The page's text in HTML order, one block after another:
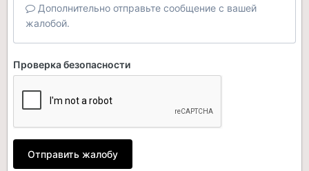
Дополнительно отправьте сообщение с вашей
жалобой.
Проверка безопасности
Отправить жалобу